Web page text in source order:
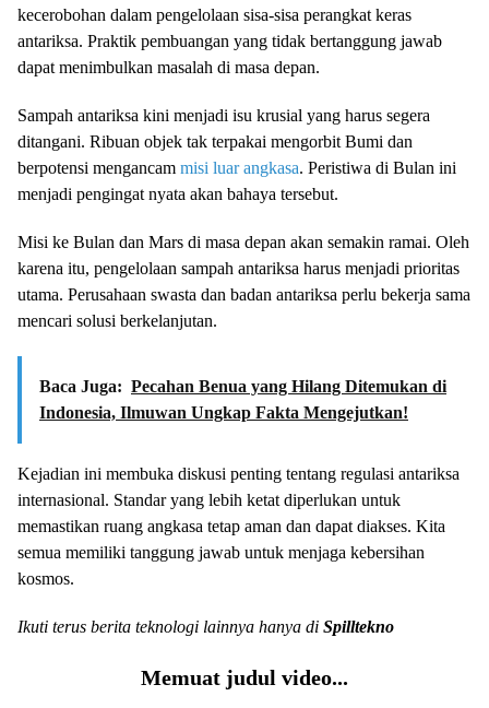
kecerobohan dalam pengelolaan sisa-sisa perangkat keras
antariksa. Praktik pembuangan yang tidak bertanggung jawab
dapat menimbulkan masalah di masa depan.
Sampah antariksa kini menjadi isu krusial yang harus segera
ditangani. Ribuan objek tak terpakai mengorbit Bumi dan
berpotensi mengancam misi luar angkasa. Peristiwa di Bulan ini
menjadi pengingat nyata akan bahaya tersebut.
Misi ke Bulan dan Mars di masa depan akan semakin ramai. Oleh
karena itu, pengelolaan sampah antariksa harus menjadi prioritas
utama. Perusahaan swasta dan badan antariksa perlu bekerja sama
mencari solusi berkelanjutan.
Baca Juga: Pecahan Benua yang Hilang Ditemukan di
Indonesia, Ilmuwan Ungkap Fakta Mengejutkan!
Kejadian ini membuka diskusi penting tentang regulasi antariksa
internasional. Standar yang lebih ketat diperlukan untuk
memastikan ruang angkasa tetap aman dan dapat diakses. Kita
semua memiliki tanggung jawab untuk menjaga kebersihan
kosmos.
Ikuti terus berita teknologi lainnya hanya di Spilltekno
Memuat judul video...